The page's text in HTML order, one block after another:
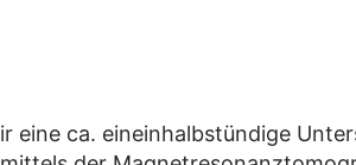
eine ca. eineinhalbstündige